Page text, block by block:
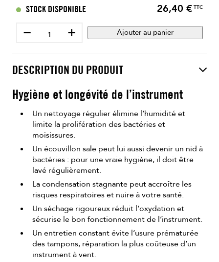
STOCK DISPONIBLE Prix
26,40 € TTC
− + Ajouter au panier
DESCRIPTION DU PRODUIT
Hygiène et longévité de l’instrument
Un nettoyage régulier élimine l’humidité et
limite la prolifération des bactéries et
moisissures.
Un écouvillon sale peut lui aussi devenir un nid à
bactéries : pour une vraie hygiène, il doit être
lavé régulièrement.
La condensation stagnante peut accroître les
risques respiratoires et nuire à votre santé.
Un séchage rigoureux réduit l’oxydation et
sécurise le bon fonctionnement de l’instrument.
Un entretien constant évite l’usure prématurée
des tampons, réparation la plus coûteuse d’un
instrument à vent.